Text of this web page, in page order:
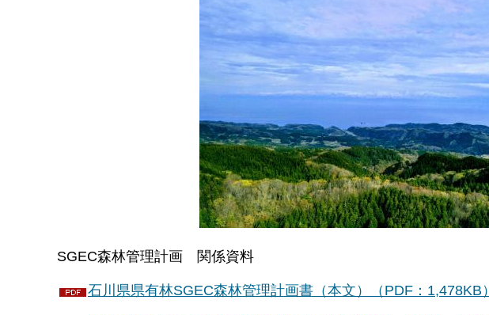
SGEC森林管理計画 関係資料
石川県県有林SGEC森林管理計画書（本文）（PDF：1,478KB）